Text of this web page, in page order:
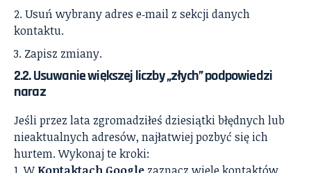
Usuń wybrany adres e‑mail z sekcji danych
kontaktu.
Zapisz zmiany.
2.2. Usuwanie większej liczby „złych” podpowiedzi
naraz
Jeśli przez lata zgromadziłeś dziesiątki błędnych lub
nieaktualnych adresów, najłatwiej pozbyć się ich
hurtem. Wykonaj te kroki: